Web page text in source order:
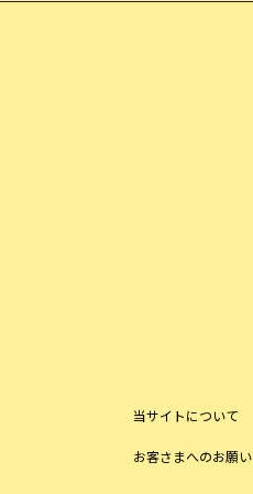
当サイトについて
お客さまへのお願い